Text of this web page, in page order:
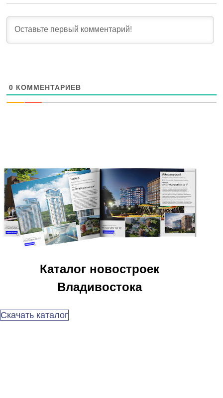
0 КОММЕНТАРИЕВ
Каталог новостроек
Владивостока
Скачать каталог